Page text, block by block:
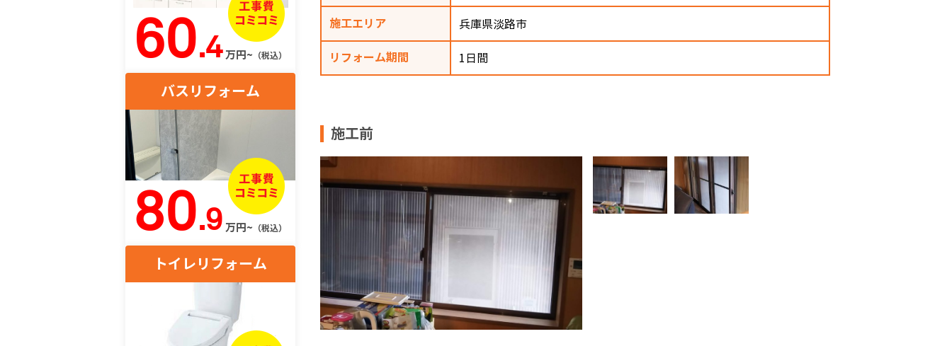
施工エリア 兵庫県淡路市
リフォーム期間 1日間
施工前
60.4万円~ （税込）
バスリフォーム
80.9 万円~ （税込）
トイレリフォーム